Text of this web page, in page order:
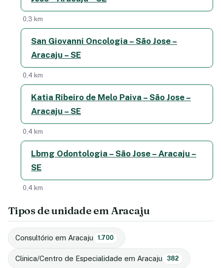
0,3 km
San Giovanni Oncologia – São Jose –
Aracaju – SE
0,4 km
Katia Ribeiro de Melo Paiva – São Jose –
Aracaju – SE
0,4 km
Lbmg Odontologia – São Jose – Aracaju –
SE
0,4 km
Tipos de unidade em Aracaju
Consultório em Aracaju 1.700
Clinica/Centro de Especialidade em Aracaju 382